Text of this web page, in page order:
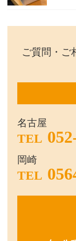
ご質問・ご
名古屋
TEL
岡崎
TEL